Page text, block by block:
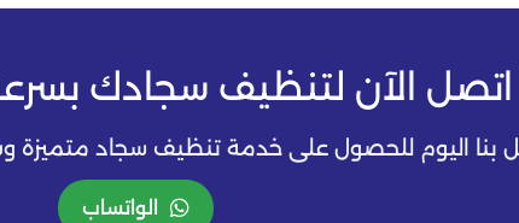
اتصل الآن لتنظيف سجادك
بنا اليوم للحصول على خدمة تنظيف سجاد متميزة
الواتساب